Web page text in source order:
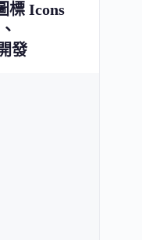
標 Icons
發